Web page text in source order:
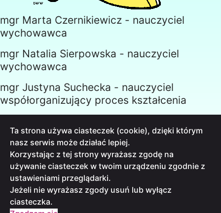
mgr Marta Czernikiewicz - nauczyciel
wychowawca
mgr Natalia Sierpowska - nauczyciel
wychowawca
mgr Justyna Suchecka - nauczyciel
współorganizujący proces kształcenia
INFORMACJA O PRZETWARZANIU DANYCH
DEKLARACJE DOSTĘPNOŚCI
STANDARDY OCHRONY MAŁOLETNICH
Ta strona używa ciasteczek (cookie), dzięki którym
nasz serwis może działać lepiej.
Korzystając z tej strony wyrażasz zgodę na
używanie ciasteczek w twoim urządzeniu zgodnie z
ustawieniami przeglądarki.
Jeżeli nie wyrażasz zgody usuń lub wyłącz
ciasteczka.